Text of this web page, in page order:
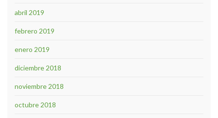
abril 2019
febrero 2019
enero 2019
diciembre 2018
noviembre 2018
octubre 2018